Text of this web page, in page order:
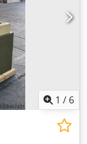
и опакован до
С: *
стругове с 2
с 2 оси +
+50 ЦПУ
се свържете с
Machine LTD1 / 6